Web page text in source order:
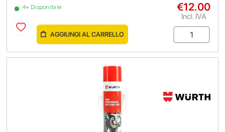
4+ Disponibile €12.00
Incl. IVA
AGGIUNGI AL CARRELLO